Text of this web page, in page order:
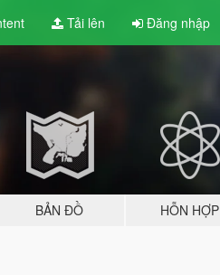
Tải lên Đăng nhập
BẢN ĐỒ HỖN HỢP